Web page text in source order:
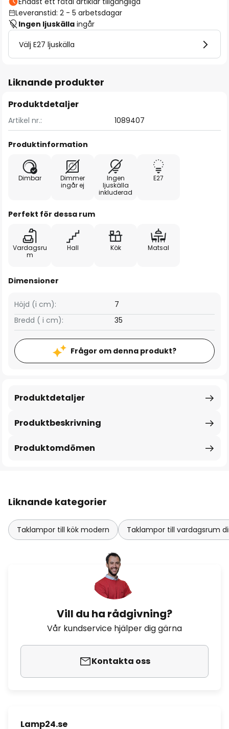
Leveranstid: 2 - 5 arbetsdagar
Ingen ljuskälla ingår
Välj E27 ljuskälla
Liknande produkter
Produktdetaljer
Artikel nr.: 1089407
Produktinformation
Dimbar
Dimmer
ingår ej
Ingen
ljuskälla
inkluderad
E27
Perfekt för dessa rum
Vardagsru
m
Hall Kök Matsal
Dimensioner
Bredd ( i cm): 35
Höjd (i cm): 7
Frågor om denna produkt?
Produktbeskrivning
Produktdetaljer
Produktomdömen
Liknande kategorier
Taklampor till kök modern Taklampor till vardagsrum
Vill du ha rådgivning?
Vår kundservice hjälper dig gärna
Kontakta oss
Lamp24.se